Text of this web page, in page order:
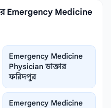
Emergency Medicine
Emergency Medicine
Physician ডাক্তার
ফরিদপুর
Emergency Medicine